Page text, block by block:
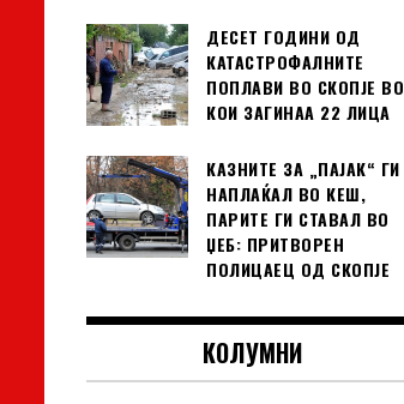
ДЕСЕТ ГОДИНИ ОД
КАТАСТРОФАЛНИТЕ
ПОПЛАВИ ВО СКОПЈЕ ВО
КОИ ЗАГИНАА 22 ЛИЦА
КАЗНИТЕ ЗА „ПАЈАК“ ГИ
НАПЛАЌАЛ ВО КЕШ,
ПАРИТЕ ГИ СТАВАЛ ВО
ЏЕБ: ПРИТВОРЕН
ПОЛИЦАЕЦ ОД СКОПЈЕ
КОЛУМНИ